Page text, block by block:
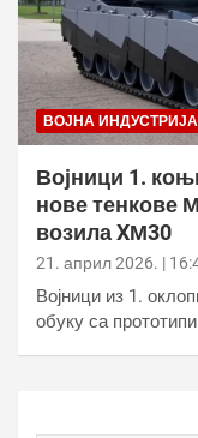
ВОЈНА ИНДУСТРИЈА
Војници 1.
нове тенкове
возила XМ30
21. април 2026. |
Војници из 1.
обуку са